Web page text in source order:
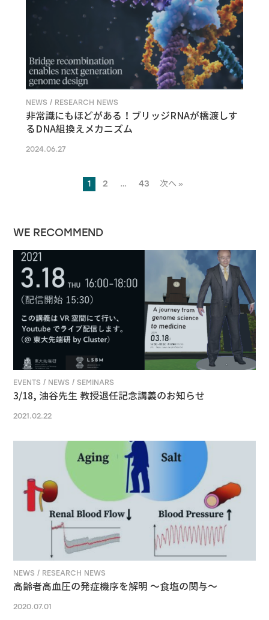
NEWS / RESEARCH NEWS
非常識にもほどがある！ブリッジRNAが橋渡しす
るDNA組換えメカニズム
2024.06.27
1 2 … 43 次へ »
WE RECOMMEND
EVENTS / NEWS / SEMINARS
3/18, 油谷先生 教授退任記念講義のお知らせ
2021.02.22
NEWS / RESEARCH NEWS
高齢者高血圧の発症機序を解明 ～食塩の関与～
2020.07.01